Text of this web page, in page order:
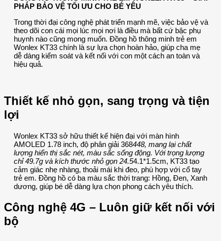
PHÁP BẢO VỆ TỐI ƯU CHO BÉ YÊU
Trong thời đại công nghệ phát triển mạnh mẽ, việc bảo vệ và
theo dõi con cái mọi lúc mọi nơi là điều mà bất cứ bậc phụ
huynh nào cũng mong muốn. Đồng hồ thông minh trẻ em
Wonlex KT33 chính là sự lựa chọn hoàn hảo, giúp cha mẹ
dễ dàng kiểm soát và kết nối với con một cách an toàn và
hiệu quả.
Thiết kế nhỏ gọn, sang trọng và tiện
lợi
Wonlex KT33 sở hữu thiết kế hiện đại với màn hình
AMOLED 1.78 inch, độ phân giải 368448, mang lại chất
lượng hiển thị sắc nét, màu sắc sống động. Với trọng lượng
chỉ 49.7g và kích thước nhỏ gọn 24.54.1*1.5cm, KT33 tạo
cảm giác nhẹ nhàng, thoải mái khi đeo, phù hợp với cổ tay
trẻ em. Đồng hồ có ba màu sắc thời trang: Hồng, Đen, Xanh
dương, giúp bé dễ dàng lựa chọn phong cách yêu thích.
Công nghệ 4G – Luôn giữ kết nối với
bộ